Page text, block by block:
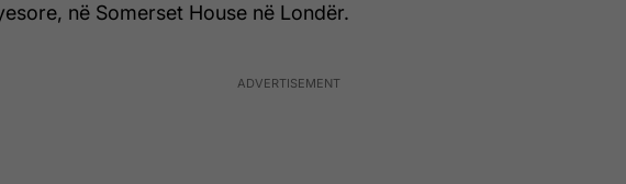
në Somerset House në Londër.